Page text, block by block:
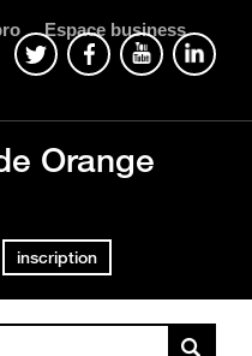
Espace business
Orange
inscription